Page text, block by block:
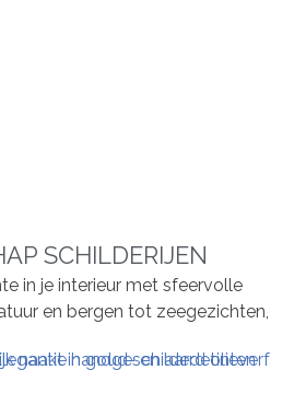
SCHILDERIJEN
in je interieur met sfeervolle
en bergen tot zeegezichten,